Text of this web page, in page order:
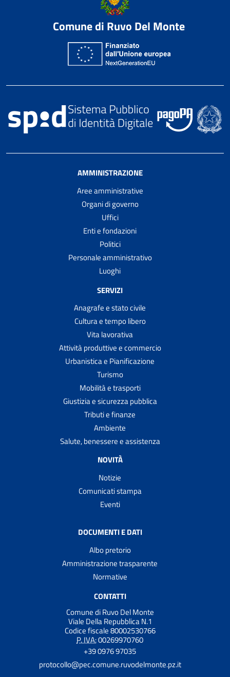
Comune di Ruvo Del Monte
AMMINISTRAZIONE
Aree amministrative
Organi di governo
Uffici
Enti e fondazioni
Politici
Personale amministrativo
Luoghi
SERVIZI
Anagrafe e stato civile
Cultura e tempo libero
Vita lavorativa
Attività produttive e commercio
Urbanistica e Pianificazione
Turismo
Mobilità e trasporti
Giustizia e sicurezza pubblica
Tributi e finanze
Ambiente
Salute, benessere e assistenza
NOVITÀ
Notizie
Comunicati stampa
Eventi
DOCUMENTI E DATI
Albo pretorio
Amministrazione trasparente
Normative
CONTATTI
Comune di Ruvo Del Monte
Viale Della Repubblica N.1
Codice fiscale 80002530766
P. IVA:00269970760
+39 0976 97035
protocollo@pec.comune.ruvodelmonte.pz.it